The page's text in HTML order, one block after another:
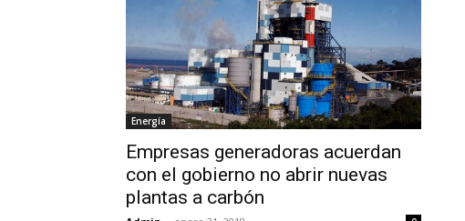
Energía
Empresas generadoras acuerdan
con el gobierno no abrir nuevas
plantas a carbón